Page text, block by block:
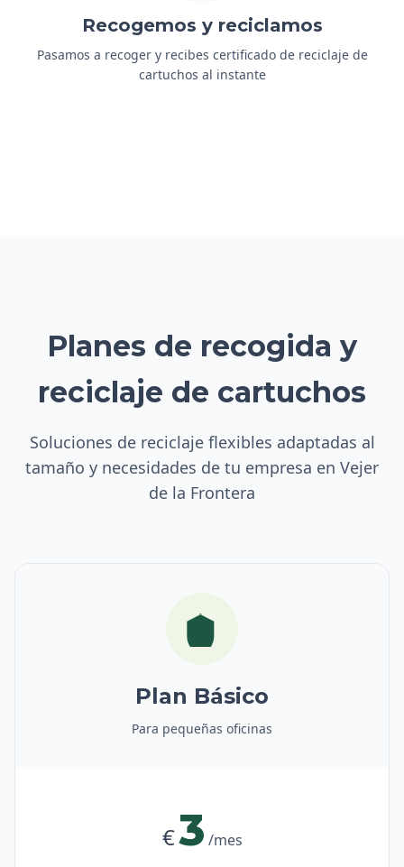
Recogemos y reciclamos
Pasamos a recoger y recibes certificado de reciclaje de
cartuchos al instante
Planes de recogida y
reciclaje de cartuchos
Soluciones de reciclaje flexibles adaptadas al
tamaño y necesidades de tu empresa en Vejer
de la Frontera
Plan Básico
Para pequeñas oficinas
€3 /mes